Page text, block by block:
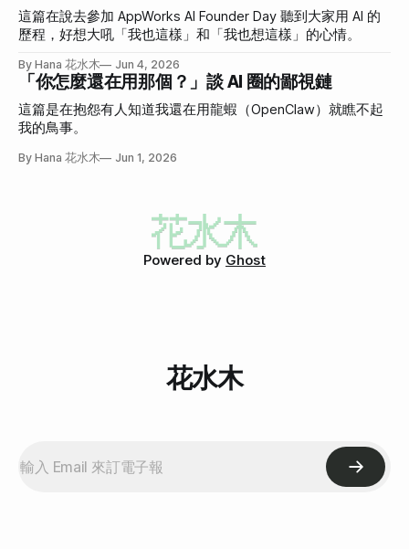
這篇在說去參加 AppWorks AI Founder Day 聽到大家用 AI 的
歷程，好想大吼「我也這樣」和「我也想這樣」的心情。
By Hana 花水木 Jun 4, 2026
「你怎麼還在用那個？」談 AI 圈的鄙視鏈
這篇是在抱怨有人知道我還在用龍蝦（OpenClaw）就瞧不起
我的鳥事。
By Hana 花水木 Jun 1, 2026
Powered by Ghost
花水木